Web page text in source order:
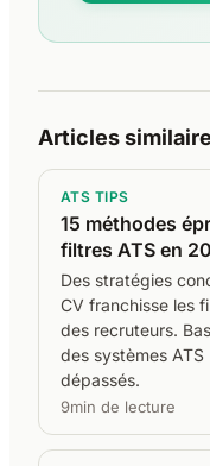
Articles
ATS TIPS
15 méthodes
filtres ATS en
Des stratégies
CV franchisse les
des recruteurs.
des systèmes
dépassés.
9min de lecture